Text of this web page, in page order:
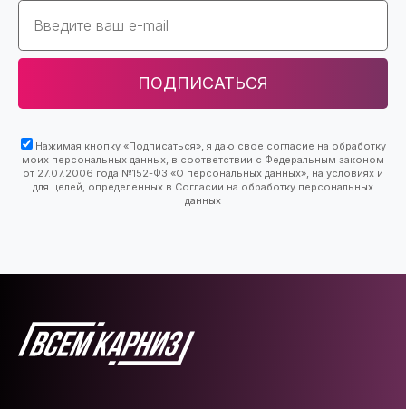
Email
ПОДПИСАТЬСЯ
Нажимая кнопку «Подписаться», я даю свое согласие на обработку
моих персональных данных, в соответствии с Федеральным законом
от 27.07.2006 года №152-ФЗ «О персональных данных», на условиях и
для целей, определенных в Согласии на обработку персональных
данных